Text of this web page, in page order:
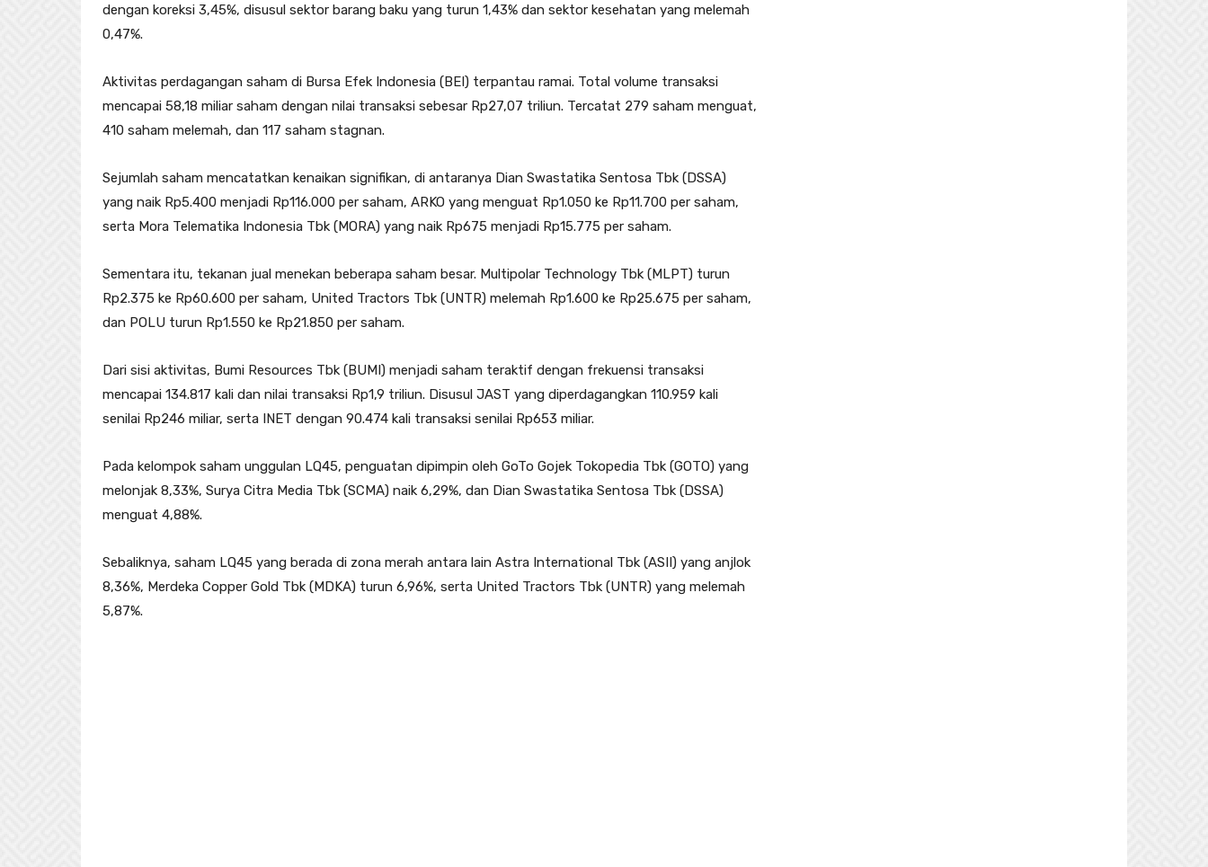
dengan koreksi 3,45%, disusul sektor barang baku yang turun 1,43% dan sektor kesehatan yang melemah
0,47%.
Aktivitas perdagangan saham di Bursa Efek Indonesia (BEI) terpantau ramai. Total volume transaksi
mencapai 58,18 miliar saham dengan nilai transaksi sebesar Rp27,07 triliun. Tercatat 279 saham menguat,
410 saham melemah, dan 117 saham stagnan.
Sejumlah saham mencatatkan kenaikan signifikan, di antaranya Dian Swastatika Sentosa Tbk (DSSA)
yang naik Rp5.400 menjadi Rp116.000 per saham, ARKO yang menguat Rp1.050 ke Rp11.700 per saham,
serta Mora Telematika Indonesia Tbk (MORA) yang naik Rp675 menjadi Rp15.775 per saham.
Sementara itu, tekanan jual menekan beberapa saham besar. Multipolar Technology Tbk (MLPT) turun
Rp2.375 ke Rp60.600 per saham, United Tractors Tbk (UNTR) melemah Rp1.600 ke Rp25.675 per saham,
dan POLU turun Rp1.550 ke Rp21.850 per saham.
Dari sisi aktivitas, Bumi Resources Tbk (BUMI) menjadi saham teraktif dengan frekuensi transaksi
mencapai 134.817 kali dan nilai transaksi Rp1,9 triliun. Disusul JAST yang diperdagangkan 110.959 kali
senilai Rp246 miliar, serta INET dengan 90.474 kali transaksi senilai Rp653 miliar.
Pada kelompok saham unggulan LQ45, penguatan dipimpin oleh GoTo Gojek Tokopedia Tbk (GOTO) yang
melonjak 8,33%, Surya Citra Media Tbk (SCMA) naik 6,29%, dan Dian Swastatika Sentosa Tbk (DSSA)
menguat 4,88%.
Sebaliknya, saham LQ45 yang berada di zona merah antara lain Astra International Tbk (ASII) yang anjlok
8,36%, Merdeka Copper Gold Tbk (MDKA) turun 6,96%, serta United Tractors Tbk (UNTR) yang melemah
5,87%.